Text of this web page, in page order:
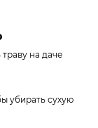
на даче
убирать сухую